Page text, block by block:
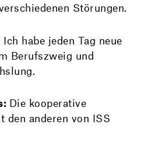
Störungen.
Ich habe jeden Tag neue
Berufszweig und
Die kooperative
den anderen von ISS